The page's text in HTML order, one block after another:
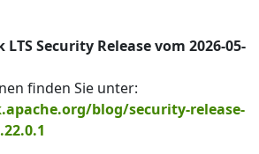
Security Release vom 2026-05-
finden Sie unter:
blog/security-release-